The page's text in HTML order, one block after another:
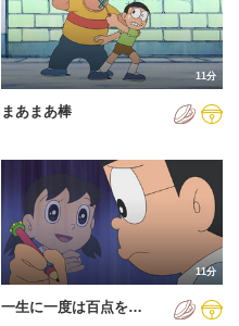
11分
まあまあ棒
11分
一生に一度は百点を…